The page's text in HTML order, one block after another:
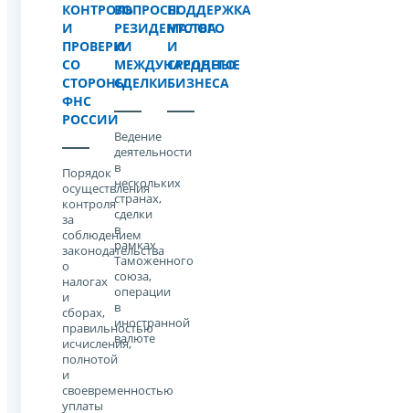
КОНТРОЛЬ
И
ПРОВЕРКИ
СО
СТОРОНЫ
ФНС
РОССИИ
Порядок
осуществления
контроля
за
соблюдением
законодательства
о
налогах
и
сборах,
правильностью
исчисления,
полнотой
и
своевременностью
уплаты
ВОПРОСЫ
РЕЗИДЕНТСТВА
И
МЕЖДУНАРОДНЫЕ
СДЕЛКИ
Ведение
деятельности
в
нескольких
странах,
сделки
в
рамках
Таможенного
союза,
операции
в
иностранной
валюте
ПОДДЕРЖКА
МАЛОГО
И
СРЕДНЕГО
БИЗНЕСА